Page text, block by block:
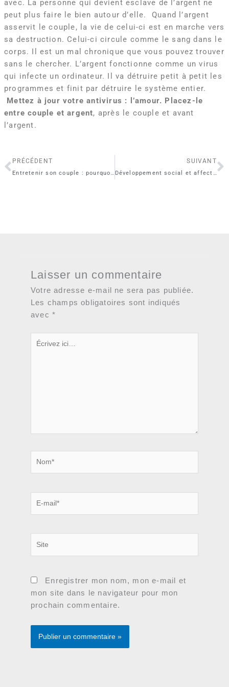
avec. La personne qui devient esclave de l’argent ne
peut plus faire le bien autour d’elle. Quand l’argent
asservit le couple, la vie de celui-ci est en marche vers
sa destruction. Celui-ci circule comme le sang dans le
corps. Il est un mal chronique que vous pouvez trouver
sans le chercher. L’argent fonctionne comme un virus
qui infecte un ordinateur. Il va détruire petit à petit les
programmes et finit par détruire le système entier.
Mettez à jour votre antivirus : l’amour. Placez-le
entre couple et argent, après le couple et avant
l’argent.
Précédent
PRÉCÉDENT
Entretenir son couple : pourquoi se faire des câlins ?
SUIVANT
Développement social et affectif : comment s’y prendre avec un enfant de 5 à 6 ans
Laisser un commentaire
Votre adresse e-mail ne sera pas publiée.
Les champs obligatoires sont indiqués
avec *
Écrivez
Enregistrer mon nom, mon e-mail et
mon site dans le navigateur pour mon
prochain commentaire.